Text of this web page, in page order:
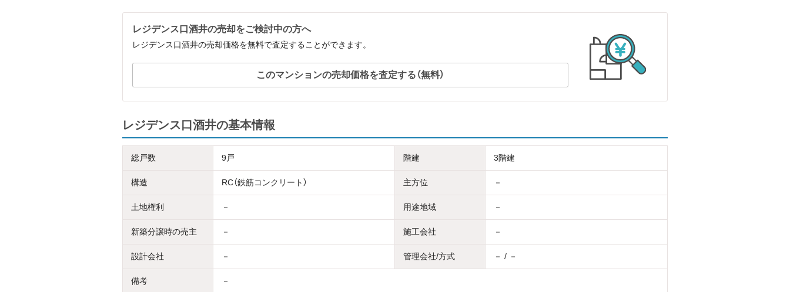
レジデンス口酒井の売却をご検討中の方へ
レジデンス口酒井の売却価格を無料で査定することができます。
このマンションの売却価格を査定する（無料）
レジデンス口酒井の基本情報
総戸数 9戸 階建 3階建
構造 RC（鉄筋コンクリート） 主方位 －
土地権利 － 用途地域 －
新築分譲時の売主 － 施工会社 －
設計会社 － 管理会社/方式 － / －
備考 －